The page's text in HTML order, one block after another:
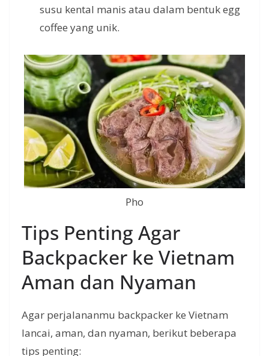
susu kental manis atau dalam bentuk egg
coffee yang unik.
Pho
Tips Penting Agar
Backpacker ke Vietnam
Aman dan Nyaman
Agar perjalananmu backpacker ke Vietnam
lancai, aman, dan nyaman, berikut beberapa
tips penting: